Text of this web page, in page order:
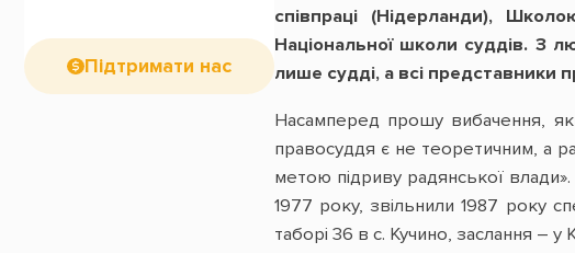
Підтримати нас
співпраці (Нідерланди),
Національної школи суддів. З
лише судді, а всі представники
Насамперед прошу вибачення,
правосуддя є не теоретичним, а
метою підриву радянської
1977 року, звільнили 1987 року
таборі 36 в с. Кучино, заслання –